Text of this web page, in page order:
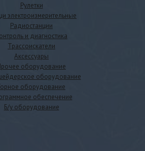
Рулетки
электроизмерительные
Радиостанции
и диагностика
Трассоискатели
Аксессуары
оборудование
оборудование
оборудование
обеспечение
Б/у оборудование